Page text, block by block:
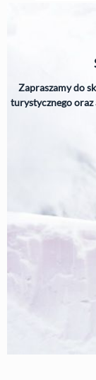
Zapraszamy do
turystycznego